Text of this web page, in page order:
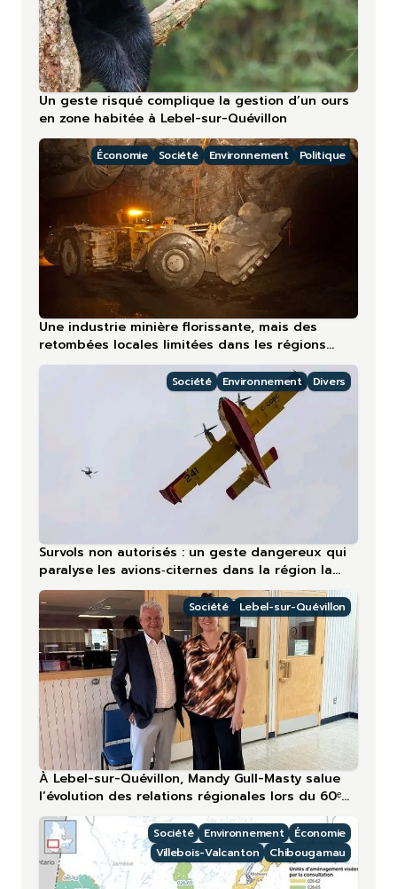
Un geste risqué complique la gestion d’un ours
en zone habitée à Lebel-sur-Quévillon
Économie Société Environnement Politique
Une industrie minière florissante, mais des
retombées locales limitées dans les régions
nordiques
Société Environnement Divers
Survols non autorisés : un geste dangereux qui
paralyse les avions‑citernes dans la région la
plus touchée en 2026
Société Lebel-sur-Quévillon
À Lebel-sur-Quévillon, Mandy Gull-Masty salue
l’évolution des relations régionales lors du 60ᵉ
anniversaire
Société Environnement
Économie
Villebois-Valcanton
Chibougamau